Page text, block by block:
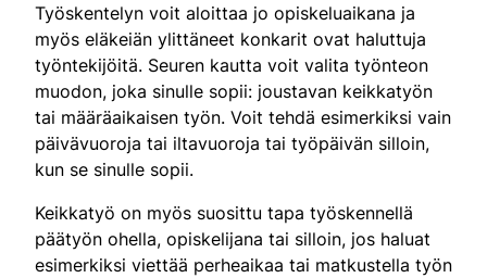
Työskentelyn voit aloittaa jo opiskeluaikana ja
myös eläkeiän ylittäneet konkarit ovat haluttuja
työntekijöitä. Seuren kautta voit valita työnteon
muodon, joka sinulle sopii: joustavan keikkatyön
tai määräaikaisen työn. Voit tehdä esimerkiksi vain
päivävuoroja tai iltavuoroja tai työpäivän silloin,
kun se sinulle sopii.
Keikkatyö on myös suosittu tapa työskennellä
päätyön ohella, opiskelijana tai silloin, jos haluat
esimerkiksi viettää perheaikaa tai matkustella työn